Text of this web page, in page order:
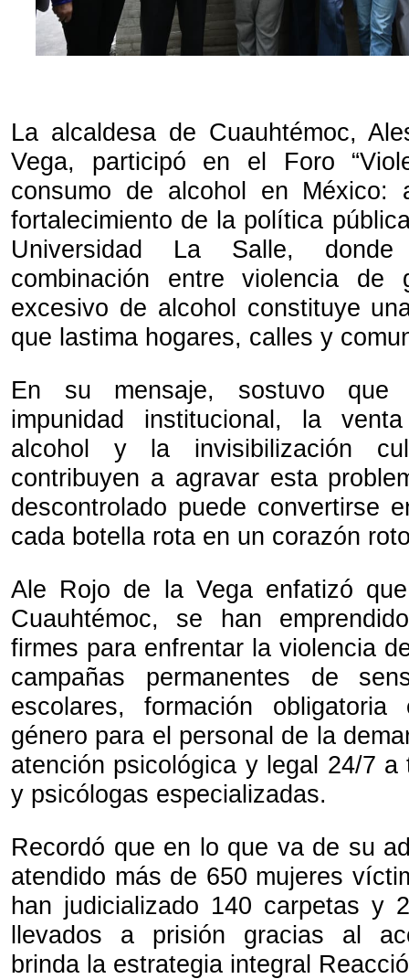
La alcaldesa de Cuauhtémoc,
Vega, participó en el Foro
consumo de alcohol en México:
fortalecimiento de la política
Universidad La Salle,
combinación entre violencia de
excesivo de alcohol constituye
que lastima hogares, calles y
En su mensaje, sostuvo que
impunidad institucional, la
alcohol y la invisibilización
contribuyen a agravar esta
descontrolado puede convertirse
cada botella rota en un corazón
Ale Rojo de la Vega enfatizó
Cuauhtémoc, se han
firmes para enfrentar la violencia
campañas permanentes de
escolares, formación
género para el personal de la
atención psicológica y legal 24/7 a
y psicólogas especializadas.
Recordó que en lo que va de su
atendido más de 650 mujeres
han judicializado 140 carpetas y
llevados a prisión gracias al
brinda la estrategia integral